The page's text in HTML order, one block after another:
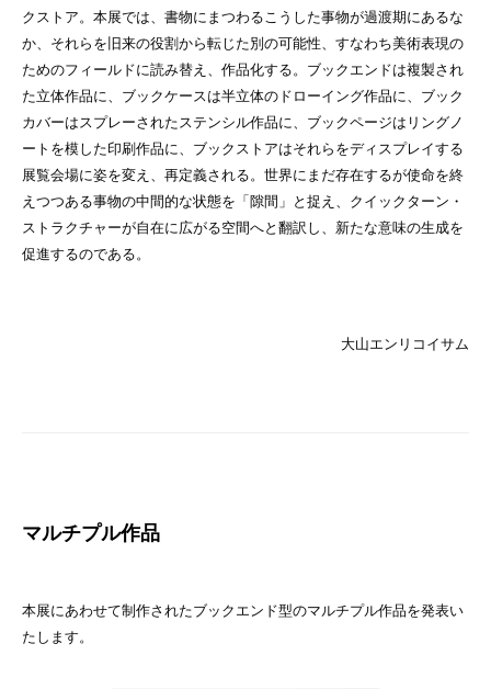
クストア。本展では、書物にまつわるこうした事物が過渡期にあるな
か、それらを旧来の役割から転じた別の可能性、すなわち美術表現の
ためのフィールドに読み替え、作品化する。ブックエンドは複製され
た立体作品に、ブックケースは半立体のドローイング作品に、ブック
カバーはスプレーされたステンシル作品に、ブックページはリングノ
ートを模した印刷作品に、ブックストアはそれらをディスプレイする
展覧会場に姿を変え、再定義される。世界にまだ存在するが使命を終
えつつある事物の中間的な状態を「隙間」と捉え、クイックターン・
ストラクチャーが自在に広がる空間へと翻訳し、新たな意味の生成を
促進するのである。
大山エンリコイサム
マルチプル作品
本展にあわせて制作されたブックエンド型のマルチプル作品を発表い
たします。